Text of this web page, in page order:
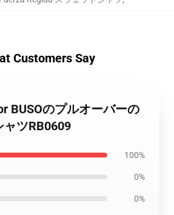
Customers Say
BUSOのプルオーバーの
ツRB0609
100%
0%
0%